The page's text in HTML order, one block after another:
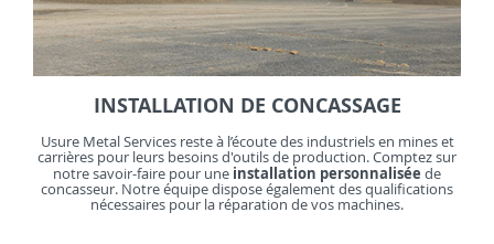
INSTALLATION DE CONCASSAGE
Usure Metal Services reste à l’écoute des industriels en mines et
carrières pour leurs besoins d'outils de production. Comptez sur
notre savoir-faire pour une installation personnalisée de
concasseur. Notre équipe dispose également des qualifications
nécessaires pour la réparation de vos machines.